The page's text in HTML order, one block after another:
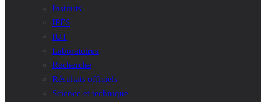
Instituts
IPES
IUT
Laboratoires
Recherche
Résultats officiels
Science et technique